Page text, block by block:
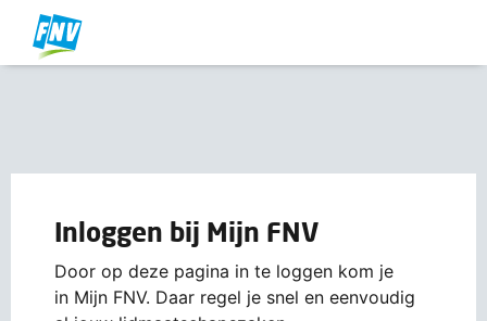
Inloggen bij Mijn FNV
Door op deze pagina in te loggen kom je
in Mijn FNV. Daar regel je snel en eenvoudig